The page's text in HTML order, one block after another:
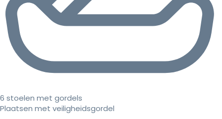
6 stoelen met gordels
Plaatsen met veiligheidsgordel